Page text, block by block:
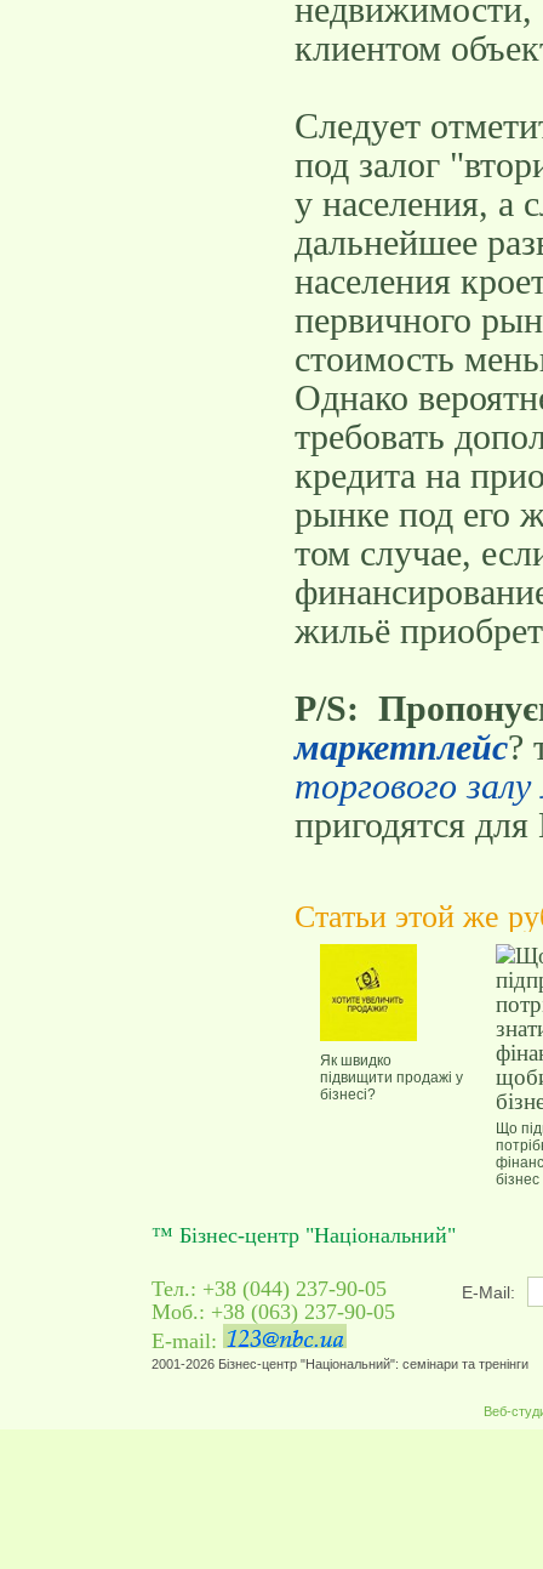
недвижимости,
клиентом
Следует
под залог
у населения, а
дальнейшее
населения
первичного
стоимость
Однако
требовать
кредита на
рынке под его
том случае,
жильё
P/S:
маркетплейс?
торгового
пригодятся
Статьи этой же
Як швидко
підвищити продажі у
бізнесі?
Що
бізнес
™ Бізнес-центр "Національний"
Тел.: +38 (044) 237-90-05
Моб.: +38 (063) 237-90-05
E-mail:
2001-2026 Бізнес-центр "Національний": семінари та тренінги
Веб-
E-Mail: